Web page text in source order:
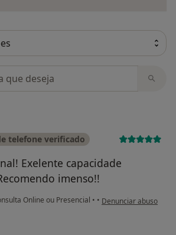
telefone verificado
Exelente capacidade
imenso!!
Online ou Presencial • • na opinião do
Denunciar abuso